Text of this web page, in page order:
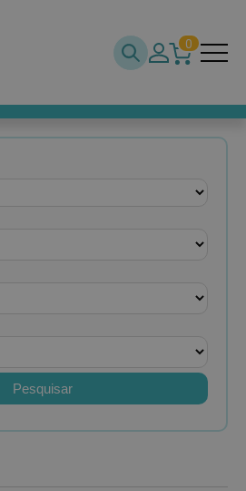
0
Pesquisar